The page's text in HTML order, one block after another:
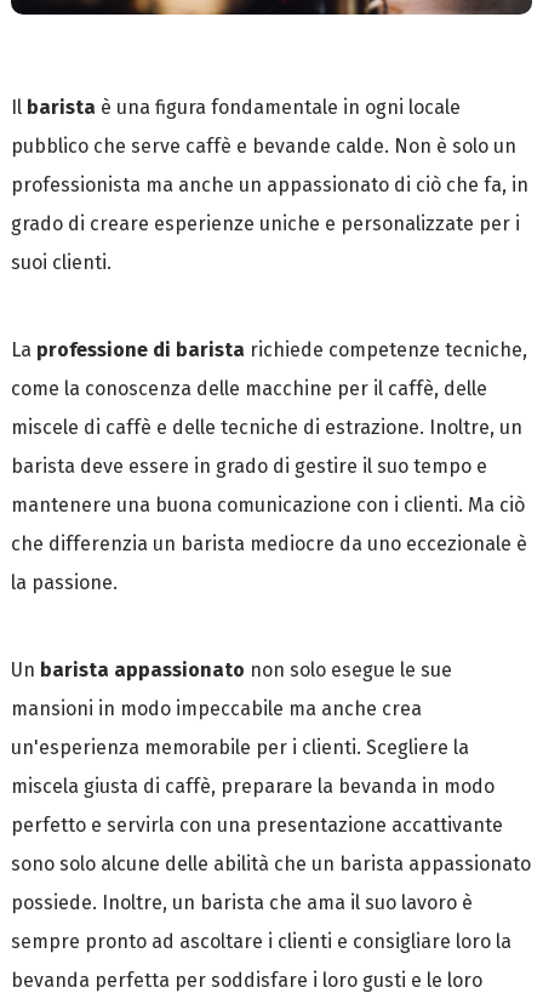
Il barista è una figura fondamentale in ogni locale
pubblico che serve caffè e bevande calde. Non è solo un
professionista ma anche un appassionato di ciò che fa, in
grado di creare esperienze uniche e personalizzate per i
suoi clienti.
La professione di barista richiede competenze tecniche,
come la conoscenza delle macchine per il caffè, delle
miscele di caffè e delle tecniche di estrazione. Inoltre, un
barista deve essere in grado di gestire il suo tempo e
mantenere una buona comunicazione con i clienti. Ma ciò
che differenzia un barista mediocre da uno eccezionale è
la passione.
Un barista appassionato non solo esegue le sue
mansioni in modo impeccabile ma anche crea
un'esperienza memorabile per i clienti. Scegliere la
miscela giusta di caffè, preparare la bevanda in modo
perfetto e servirla con una presentazione accattivante
sono solo alcune delle abilità che un barista appassionato
possiede. Inoltre, un barista che ama il suo lavoro è
sempre pronto ad ascoltare i clienti e consigliare loro la
bevanda perfetta per soddisfare i loro gusti e le loro